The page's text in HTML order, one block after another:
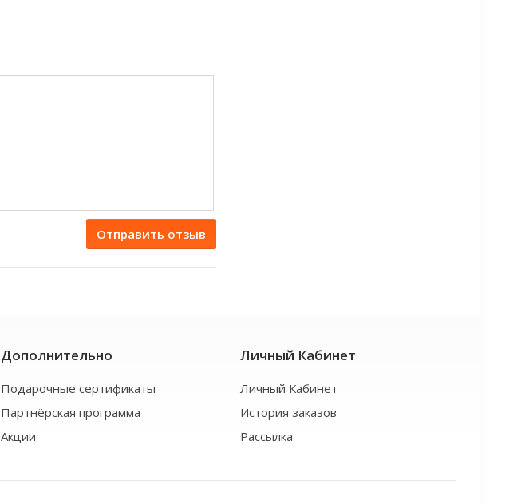
Отправить отзыв
Дополнительно
Подарочные сертификаты
Партнёрская программа
Акции
Личный Кабинет
Личный Кабинет
История заказов
Рассылка